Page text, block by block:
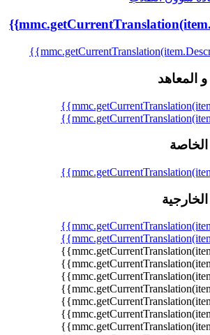
و المعاهد
الخاصة
الخارجية